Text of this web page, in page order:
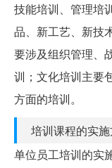
技能培训、管理培
品、新工艺、新技
要涉及组织管理、
训；文化培训主要
方面的培训。
培训课程的实
单位员工培训的实